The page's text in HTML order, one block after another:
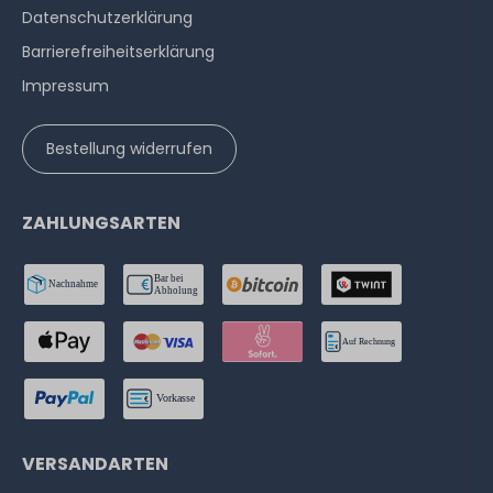
Datenschutzerklärung
Barrierefreiheitserklärung
Impressum
Bestellung widerrufen
ZAHLUNGSARTEN
VERSANDARTEN